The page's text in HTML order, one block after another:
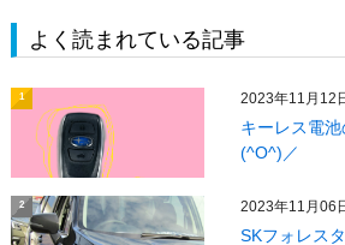
よく読まれている記事
1 2023年11月12
キーレス電
(^O^)／
2 2023年11月06
SKフォレス